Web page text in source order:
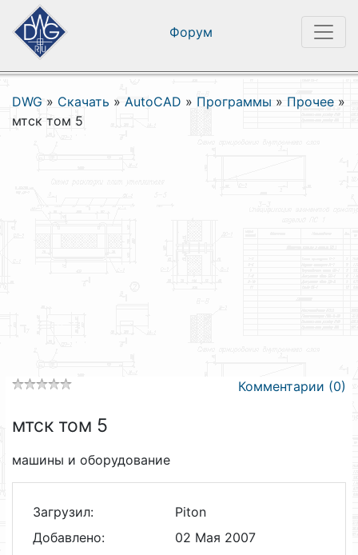
Форум
DWG » Скачать » AutoCAD » Программы » Прочее »
мтск том 5
Комментарии (0)
мтск том 5
машины и оборудование
Загрузил:
Piton
Добавлено:
02 Мая 2007